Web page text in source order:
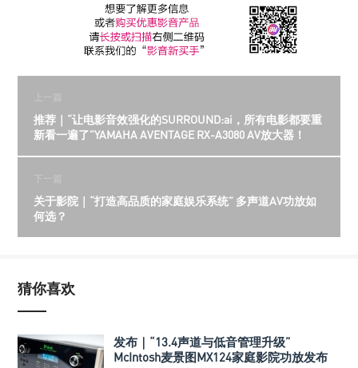
上一篇
推荐｜“让电影音效强化的SURROUND:ai，所有电影都要重
新看一遍了”YAMAHA AVENTAGE RX-A3080 AV放大器！
下一篇
关于影院｜“打造高品质的家庭娱乐系统” 多声道AV功放如
何选？
猜你喜欢
发布｜“13.4声道与低音管理升级”
McIntosh麦景图MX124家庭影院功放发布